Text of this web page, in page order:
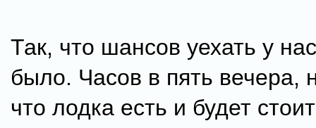
Так, что шансов уехать у
было. Часов в пять вечера,
что лодка есть и будет